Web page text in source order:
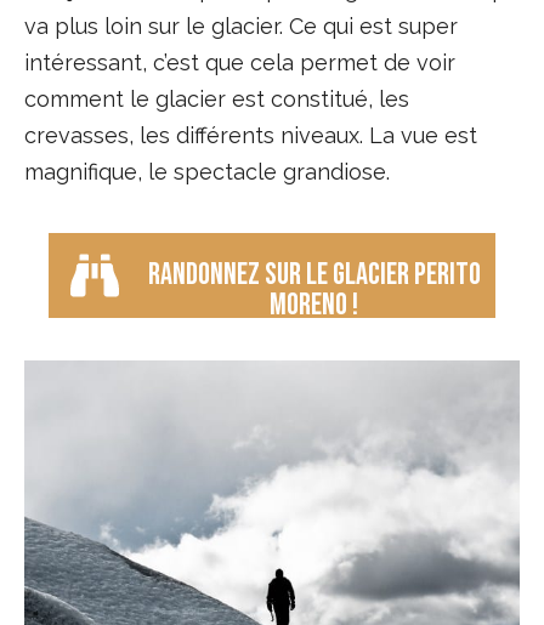
va plus loin sur le glacier. Ce qui est super
intéressant, c’est que cela permet de voir
comment le glacier est constitué, les
crevasses, les différents niveaux. La vue est
magnifique, le spectacle grandiose.
Randonnez sur le Glacier Perito
Moreno !